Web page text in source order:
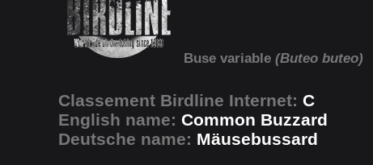
Buse variable (Buteo buteo)
Classement Birdline Internet: C
English name: Common Buzzard
Deutsche name: Mäusebussard